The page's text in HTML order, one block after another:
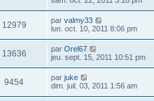
12979 par valmy33
lun. oct. 10, 2011 8:06 pm
13636 par Orel67
jeu. sept. 15, 2011 10:51 pm
9454 par juke
dim. juil. 03, 2011 1:56 am